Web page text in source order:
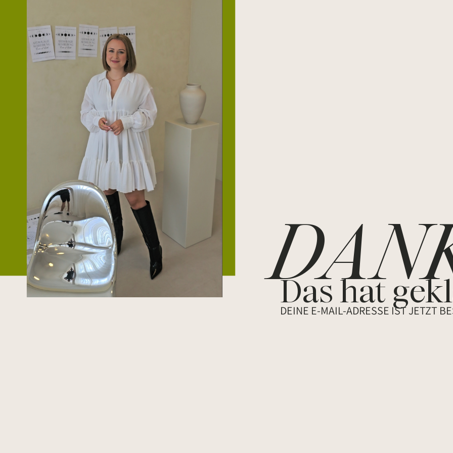
Das hat
DEINE E-MAIL-ADRESSE IST JETZT